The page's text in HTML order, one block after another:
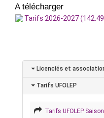
A télécharger
Tarifs 2026-2027
Licenciés et
Tarifs UFOLEP
Tarifs UFOLEP